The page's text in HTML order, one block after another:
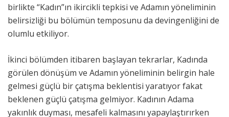
birlikte “Kadın”ın ikircikli tepkisi ve Adamın yöneliminin
belirsizliği bu bölümün temposunu da devingenliğini de
olumlu etkiliyor.
İkinci bölümden itibaren başlayan tekrarlar, Kadında
görülen dönüşüm ve Adamın yöneliminin belirgin hale
gelmesi güçlü bir çatışma beklentisi yaratıyor fakat
beklenen güçlü çatışma gelmiyor. Kadının Adama
yakınlık duyması, mesafeli kalmasını yapaylaştırırken